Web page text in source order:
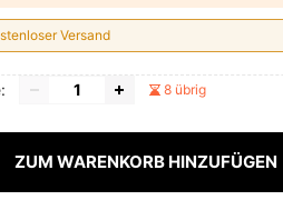
Versand
8 übrig
ZUM WARENKORB HINZUFÜGEN